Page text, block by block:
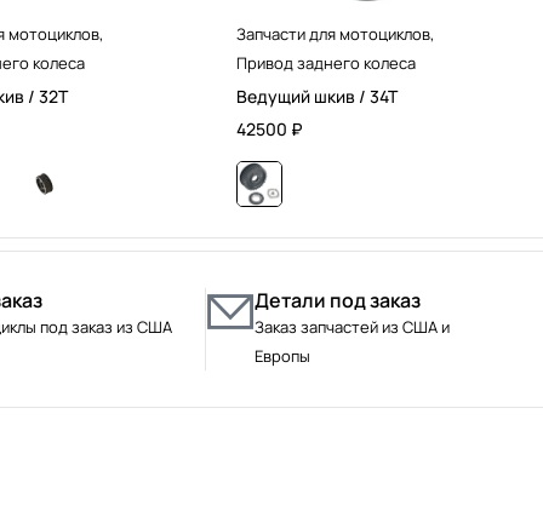
мотоциклов,
колеса
/ 32T
Запчасти для мотоциклов,
Привод заднего колеса
Ведущий шкив / 34T
42500 ₽
под заказ из США
Детали под заказ
Заказ запчастей из США и
Европы